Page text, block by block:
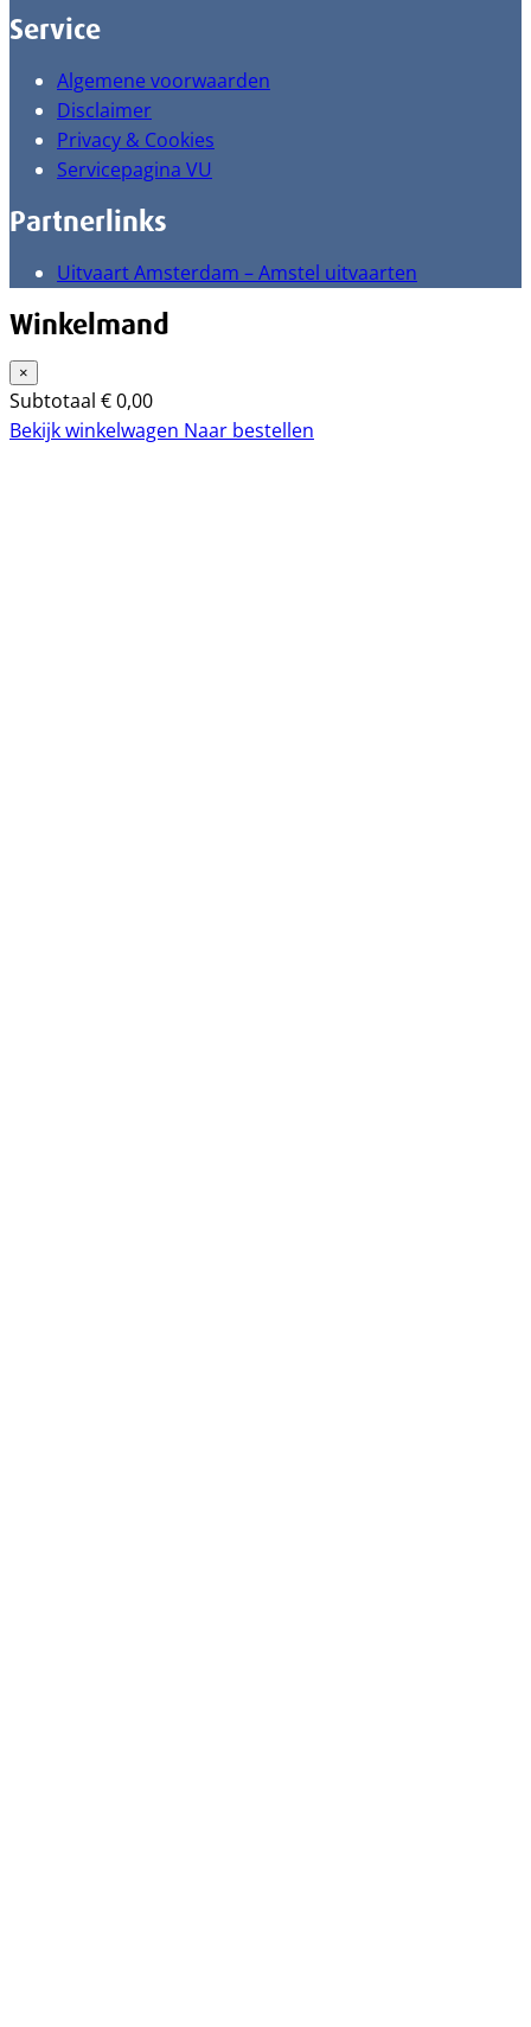
Service
Algemene voorwaarden
Disclaimer
Privacy & Cookies
Servicepagina VU
Partnerlinks
Uitvaart Amsterdam – Amstel uitvaarten
Winkelmand
×
Subtotaal €0,00
Bekijk winkelwagen Naar bestellen